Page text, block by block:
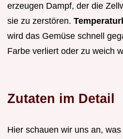
erzeugen Dampf, der die
sie zu zerstören.
wird das Gemüse schnell
Farbe verliert oder zu weich
Zutaten im Detail
Hier schauen wir uns an,